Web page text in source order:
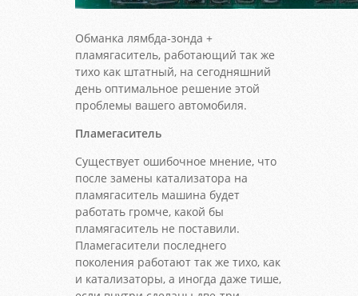
Обманка лямбда-зонда +
пламягаситель, работающий так же
тихо как штатный, на сегодняшний
день оптимальное решение этой
проблемы вашего автомобиля.
Пламегаситель
Существует ошибочное мнение, что
после замены катализатора на
пламягаситель машина будет
работать громче, какой бы
пламягаситель не поставили.
Пламегасители последнего
поколения работают так же тихо, как
и катализаторы, а иногда даже тише,